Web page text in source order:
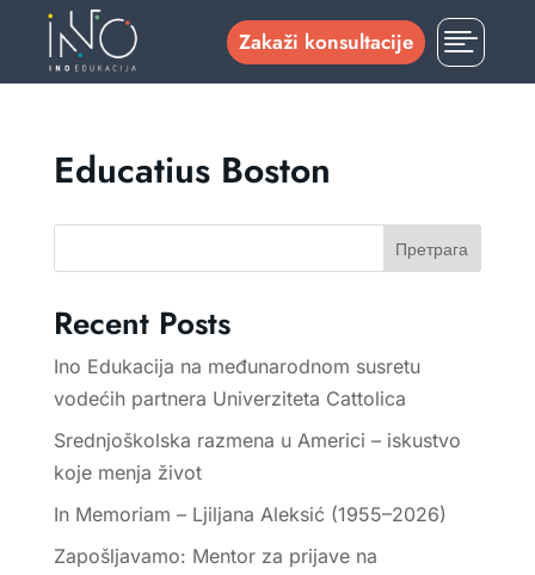
Zakaži konsultacije 
Educatius Boston
Претрага
Recent Posts
Ino Edukacija na međunarodnom susretu
vodećih partnera Univerziteta Cattolica
Srednjoškolska razmena u Americi – iskustvo
koje menja život
In Memoriam – Ljiljana Aleksić (1955–2026)
Zapošljavamo: Mentor za prijave na